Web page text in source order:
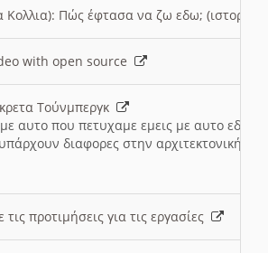
Πώς έφτασα να ζω εδω; (ιστορια)
with open source
Τούνμπεργκ
αυτο που πετυχαμε εμεις με αυτο εδω
διαφορες στην αρχιτεκτονική
προτιμήσεις για τις εργασίες